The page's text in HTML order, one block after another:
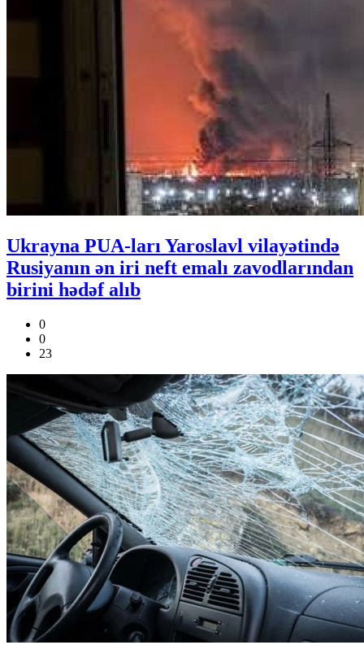
Ukrayna PUA-ları Yaroslavl vilayətində
Rusiyanın ən iri neft emalı zavodlarından
birini hədəf alıb
0
0
23